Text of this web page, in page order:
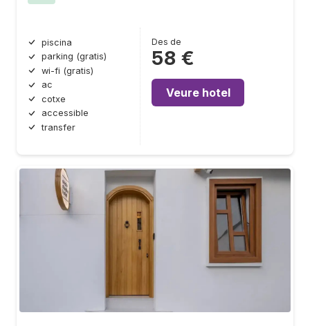
piscina
parking (gratis)
wi-fi (gratis)
ac
cotxe
accessible
transfer
Des de
58 €
Veure hotel